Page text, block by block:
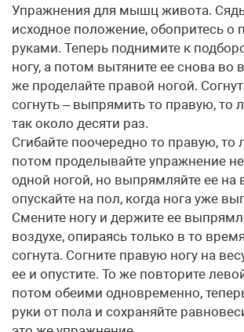
Упражнения для мышц живота.
исходное положение, обопритесь о
руками. Теперь поднимите к
ногу, а потом вытяните ее снова во
же проделайте правой ногой.
согнуть – выпрямить то правую, то
так около десяти раз.
Сгибайте поочередно то правую, то
потом проделывайте упражнение
одной ногой, но выпрямляйте ее на
опускайте на пол, когда нога уже
Смените ногу и держите ее
воздухе, опираясь только в то
согнута. Согните правую ногу на
ее и опустите. То же повторите
потом обеими одновременно,
руки от пола и сохраняйте